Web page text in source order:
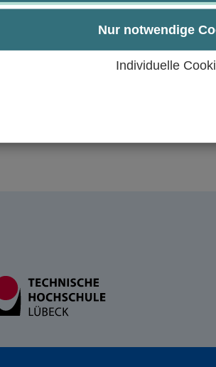
Nur notwendige
Individuelle
uns schon jetzt aufs nächste